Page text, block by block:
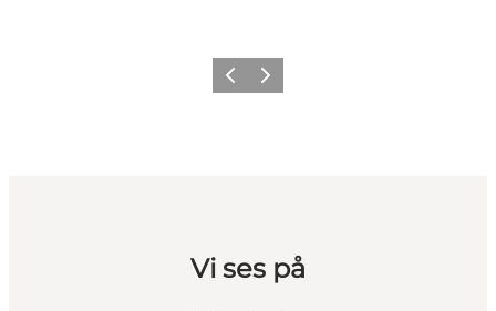
Forrige billede
Næste billede
Vi ses på